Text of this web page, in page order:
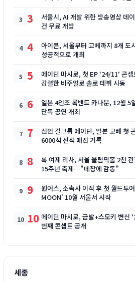
3
서울시, AI 개발 위한 방송영상 데
건 무료 개방
4
아이콘, 서울부터 고베까지 8개 도
성공적으로 개최
5
메이딘 마시로, 첫 EP '24/11' 콘
강렬한 비주얼로 솔로 데뷔 시동
6
일본 4인조 록밴드 카나분, 12월 5
단독 공연 개최
7
신인 걸그룹 메이딘, 일본 고베 첫
6000석 전석 매진 기록
8
록 여제 리사, 서울 올림픽홀 2천
15주년 축제…"떼창에 감동"
9
원어스, 소속사 이적 후 첫 월드투
MOON' 10월 서울서 시작
10 메이딘 마시로, 금발+스모키 변신
번째 콘셉트 공개
세종